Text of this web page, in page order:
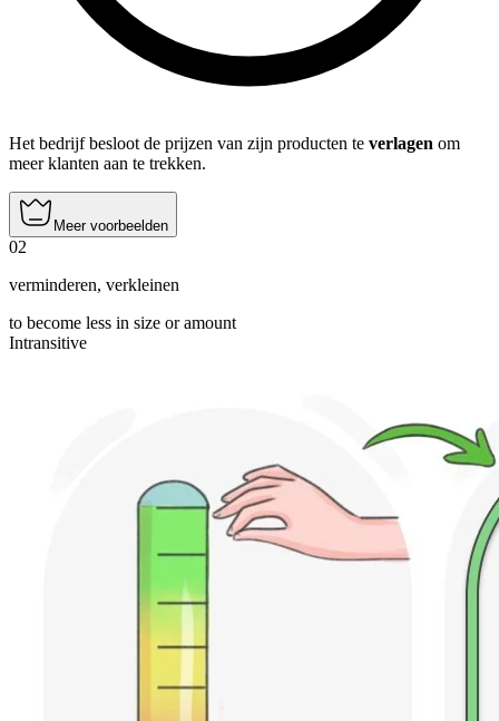
Het bedrijf besloot de prijzen van zijn producten te verlagen om
meer klanten aan te trekken.
Meer voorbeelden
02
verminderen, verkleinen
to become less in size or amount
Intransitive